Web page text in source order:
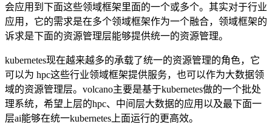
会应用到下面这些领域框架里面的一个或多个。其实对于行业
应用，它的需求是在多个领域框架作为一个融合，领域框架的
诉求是下面的资源管理层能够提供统一的资源管理。
kubernetes现在越来越多的承载了统一的资源管理的角色，它
可以为 hpc这些行业领域框架提供服务，也可以作为大数据领
域的资源管理层。 volcano主要是基于kubernetes做的一个批处
理系统，希望上层的hpc、中间层大数据的应用以及最下面一
层ai能够在统一kubernetes 上面运行的更高效。